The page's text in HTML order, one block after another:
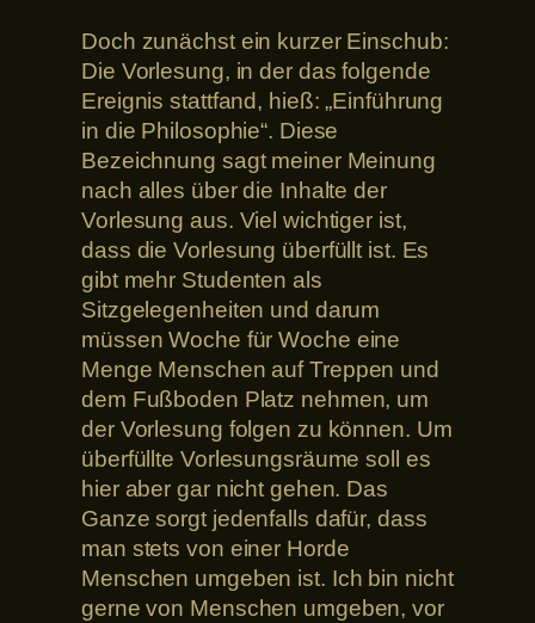
Doch zunächst ein kurzer Einschub:
Die Vorlesung, in der das folgende
Ereignis stattfand, hieß: „Einführung
in die Philosophie“. Diese
Bezeichnung sagt meiner Meinung
nach alles über die Inhalte der
Vorlesung aus. Viel wichtiger ist,
dass die Vorlesung überfüllt ist. Es
gibt mehr Studenten als
Sitzgelegenheiten und darum
müssen Woche für Woche eine
Menge Menschen auf Treppen und
dem Fußboden Platz nehmen, um
der Vorlesung folgen zu können. Um
überfüllte Vorlesungsräume soll es
hier aber gar nicht gehen. Das
Ganze sorgt jedenfalls dafür, dass
man stets von einer Horde
Menschen umgeben ist. Ich bin nicht
gerne von Menschen umgeben, vor